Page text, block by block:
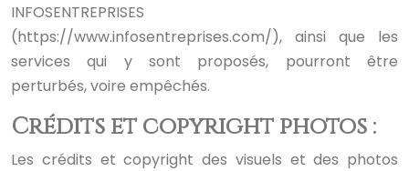
INFOSENTREPRISES
(https://www.infosentreprises.com/), ainsi que les
services qui y sont proposés, pourront être
perturbés, voire empêchés.
Crédits et copyright photos :
Les crédits et copyright des visuels et des photos